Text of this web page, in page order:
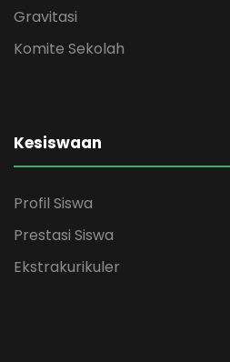
Gravitasi
Komite Sekolah
Kesiswaan
Profil Siswa
Prestasi Siswa
Ekstrakurikuler